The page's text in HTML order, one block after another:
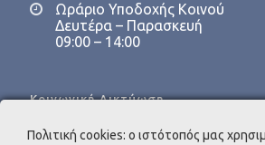
Ωράριο Υποδοχής Κοινού
Δευτέρα – Παρασκευή
09:00 – 14:00
Κοινωνική Δικτύωση
Πολιτική cookies: ο ιστότοπός μας